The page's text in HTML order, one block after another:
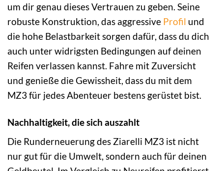
um dir genau dieses Vertrauen zu geben. Seine
robuste Konstruktion, das aggressive Profil und
die hohe Belastbarkeit sorgen dafür, dass du dich
auch unter widrigsten Bedingungen auf deinen
Reifen verlassen kannst. Fahre mit Zuversicht
und genieße die Gewissheit, dass du mit dem
MZ3 für jedes Abenteuer bestens gerüstet bist.
Nachhaltigkeit, die sich auszahlt
Die Runderneuerung des Ziarelli MZ3 ist nicht
nur gut für die Umwelt, sondern auch für deinen